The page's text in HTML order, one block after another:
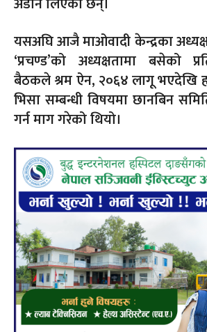
यसअघि आजै माओवादी केन्द्रका
‘प्रचण्ड’को अध्यक्षतामा बसेको
बैठकले श्रम ऐन, २०६४ लागू भएदेखि
भिसा सम्बन्धी विषयमा छानबिन
गर्न माग गरेको थियो।